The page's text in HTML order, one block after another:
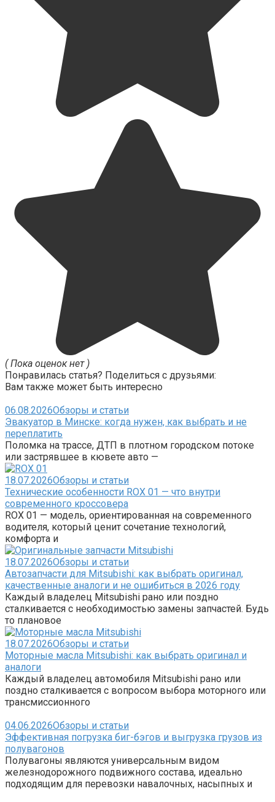
( Пока оценок нет )
Понравилась статья? Поделиться с друзьями:
Вам также может быть интересно
06.08.2026Обзоры и статьи
Эвакуатор в Минске: когда нужен, как выбрать и не
переплатить
Поломка на трассе, ДТП в плотном городском потоке
или застрявшее в кювете авто —
18.07.2026Обзоры и статьи
Технические особенности ROX 01 — что внутри
современного кроссовера
ROX 01 — модель, ориентированная на современного
водителя, который ценит сочетание технологий,
комфорта и
18.07.2026Обзоры и статьи
Автозапчасти для Mitsubishi: как выбрать оригинал,
качественные аналоги и не ошибиться в 2026 году
Каждый владелец Mitsubishi рано или поздно
сталкивается с необходимостью замены запчастей. Будь
то плановое
18.07.2026Обзоры и статьи
Моторные масла Mitsubishi: как выбрать оригинал и
аналоги
Каждый владелец автомобиля Mitsubishi рано или
поздно сталкивается с вопросом выбора моторного или
трансмиссионного
04.06.2026Обзоры и статьи
Эффективная погрузка биг-бэгов и выгрузка грузов из
полувагонов
Полувагоны являются универсальным видом
железнодорожного подвижного состава, идеально
подходящим для перевозки навалочных, насыпных и